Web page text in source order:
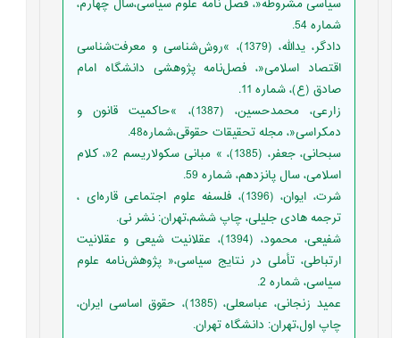
سیاسی مشروطه«، فصل نامه علوم سیاسی،سال چهارم،
شماره 54.
دادگر، یدالله، (1379)، »روش‌شناسی و معرفت‌شناسی
اقتصاد اسلامی«، فصل‌نامه پژوهشی دانشگاه امام
صادق (ع)، شماره 11.
زارعی، محمدحسین، (1387)، »حاکمیت قانون و
دمکراسی«، مجله تحقیقات حقوقی،شماره48.
سبحانی، جعفر، (1385)، » مبانی سکولاریسم 2«، کلام
اسلامی، سال پانزدهم، شماره 59.
شرت، ایوان، (1396)، فلسفه علوم اجتماعی قاره‌ای ،
ترجمه هادی جلیلی، چاپ ششم،تهران: نشر نی.
شفیعی، محمود، (1394)، عقلانیت شیعی و عقلانیت
ارتباطی، تأملی در نتایج سیاسی،« پژوهش‌نامه علوم
سیاسی، شماره 2.
عمید زنجانی، عباسعلی، (1385)، حقوق اساسی ایران،
چاپ اول،تهران: دانشگاه تهران.